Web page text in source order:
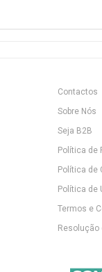
Contactos
Sobre Nós
Seja B2B
Política de
Política de
Política de
Termos e
Resolução